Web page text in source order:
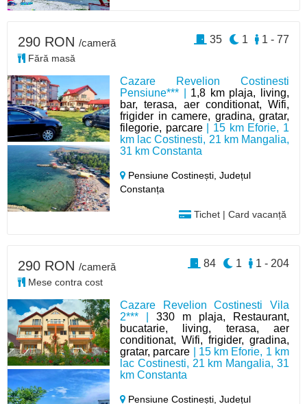
Cazare Revelion Costinesti
Pensiune*** | 1,8 km plaja, living,
bar, terasa, aer conditionat, Wifi,
frigider in camere, gradina, gratar,
filegorie, parcare| 15 km Eforie, 1
km lac Costinesti, 21 km Mangalia,
31 km Constanta
Pensiune Costinești,Județul
Constanța
Tichet | Card vacanță
290 RON /cameră
Fără masă
1 - 77
1
35
Cazare Revelion Costinesti Vila
2*** |330 m plaja, Restaurant,
bucatarie, living, terasa, aer
conditionat, Wifi, frigider, gradina,
gratar, parcare | 15 km Eforie, 1 km
lac Costinesti, 21 km Mangalia, 31
km Constanta
Pensiune Costinești,Județul
290 RON /cameră
Mese contra cost
1 - 204
1
84